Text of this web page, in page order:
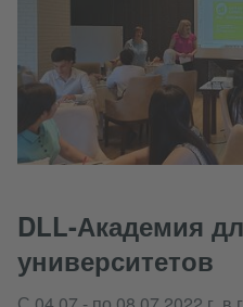
DLL-Академия
университетов